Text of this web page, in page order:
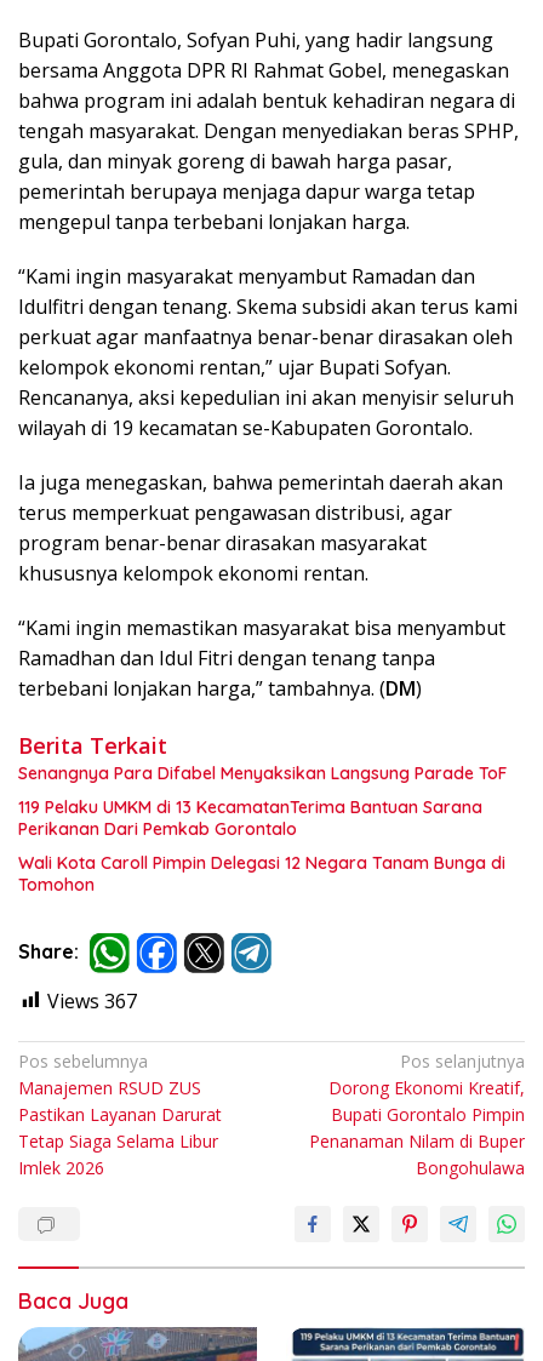
Bupati Gorontalo, Sofyan Puhi, yang hadir langsung
bersama Anggota DPR RI Rahmat Gobel, menegaskan
bahwa program ini adalah bentuk kehadiran negara di
tengah masyarakat. Dengan menyediakan beras SPHP,
gula, dan minyak goreng di bawah harga pasar,
pemerintah berupaya menjaga dapur warga tetap
mengepul tanpa terbebani lonjakan harga.
“Kami ingin masyarakat menyambut Ramadan dan
Idulfitri dengan tenang. Skema subsidi akan terus kami
perkuat agar manfaatnya benar-benar dirasakan oleh
kelompok ekonomi rentan,” ujar Bupati Sofyan.
Rencananya, aksi kepedulian ini akan menyisir seluruh
wilayah di 19 kecamatan se-Kabupaten Gorontalo.
Ia juga menegaskan, bahwa pemerintah daerah akan
terus memperkuat pengawasan distribusi, agar
program benar-benar dirasakan masyarakat
khususnya kelompok ekonomi rentan.
“Kami ingin memastikan masyarakat bisa menyambut
Ramadhan dan Idul Fitri dengan tenang tanpa
terbebani lonjakan harga,” tambahnya. (DM)
Berita Terkait
Senangnya Para Difabel Menyaksikan Langsung Parade ToF
119 Pelaku UMKM di 13 KecamatanTerima Bantuan Sarana
Perikanan Dari Pemkab Gorontalo
Wali Kota Caroll Pimpin Delegasi 12 Negara Tanam Bunga di
Tomohon
Share:
Views 367
Navigasi
pos
Pos sebelumnya
Manajemen RSUD ZUS
Pastikan Layanan Darurat
Tetap Siaga Selama Libur
Imlek 2026
Pos selanjutnya
Dorong Ekonomi Kreatif,
Bupati Gorontalo Pimpin
Penanaman Nilam di Buper
Bongohulawa
Baca Juga